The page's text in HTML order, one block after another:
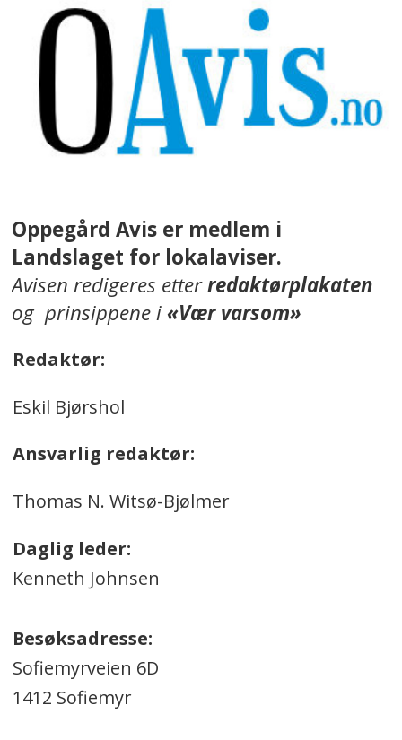
Oppegård Avis er medlem i
Landslaget for lokalaviser.
Avisen redigeres etterredaktørplakaten
og prinsippene i«Vær varsom»
Redaktør:
Eskil Bjørshol
Ansvarlig redaktør:
Thomas N. Witsø-Bjølmer
Daglig leder:
Kenneth Johnsen
Besøksadresse:
Sofiemyrveien 6D
1412 Sofiemyr